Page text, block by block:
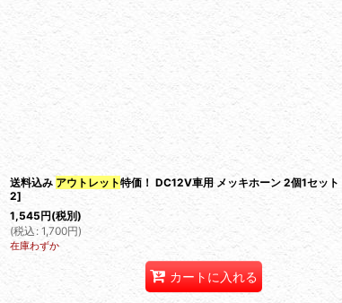
表示数
在庫あり
並び順
送料込み アウトレット特価！ DC12V車用 メッキホーン 2個1セット
2]
1,545円(税別)
(税込 : 1,700円)
在庫わずか
カートに入れる